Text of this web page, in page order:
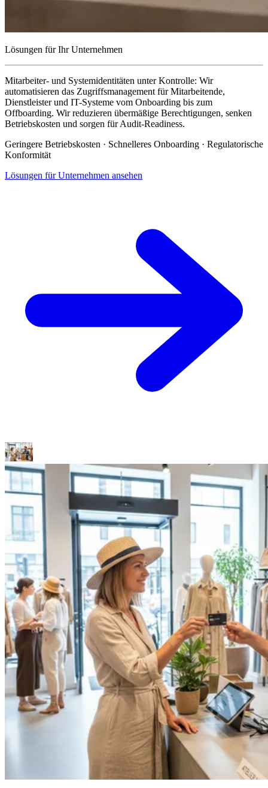
Lösungen für Ihr Unternehmen
Mitarbeiter- und Systemidentitäten unter Kontrolle: Wir
automatisieren das Zugriffsmanagement für Mitarbeitende,
Dienstleister und IT-Systeme vom Onboarding bis zum
Offboarding. Wir reduzieren übermäßige Berechtigungen, senken
Betriebskosten und sorgen für Audit-Readiness.
Geringere Betriebskosten · Schnelleres Onboarding · Regulatorische
Konformität
Lösungen für Unternehmen ansehen